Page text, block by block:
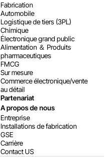
Fabrication
Automobile
Logistique de tiers (3PL)
Chimique
Électronique grand public
Alimentation ＆ Produits
pharmaceutiques
FMCG
Sur mesure
Commerce électronique/vente
au détail
Partenariat
A propos de nous
Entreprise
Installations de fabrication
GSE
Carrière
Contact US